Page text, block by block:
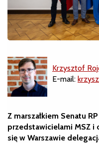
Krzysztof
E-mail:
Z marszałkiem Senatu
przedstawicielami MSZ i
się w Warszawie